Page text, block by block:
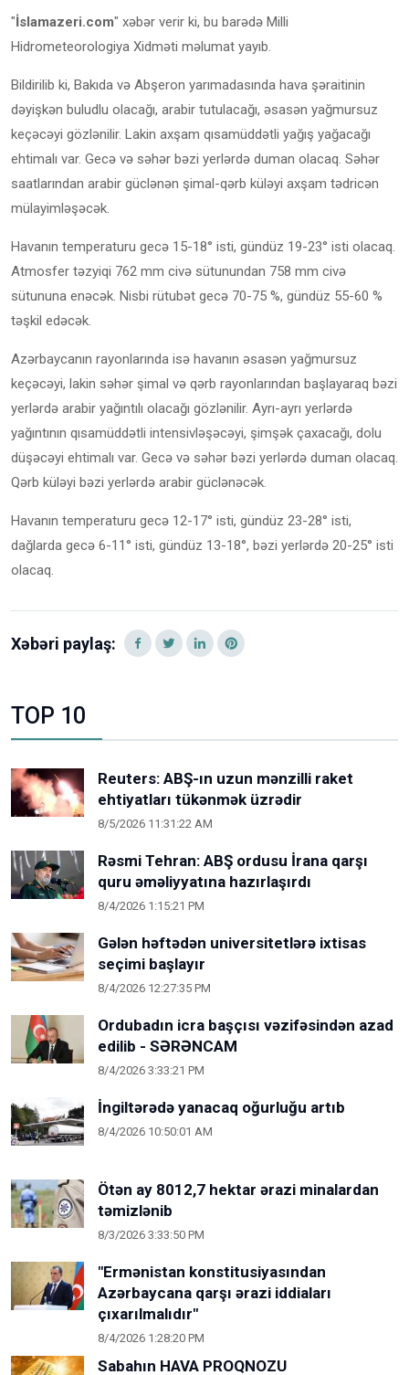
"İslamazeri.com" xəbər verir ki, bu barədə Milli
Hidrometeorologiya Xidməti məlumat yayıb.
Bildirilib ki, Bakıda və Abşeron yarımadasında hava şəraitinin
dəyişkən buludlu olacağı, arabir tutulacağı, əsasən yağmursuz
keçəcəyi gözlənilir. Lakin axşam qısamüddətli yağış yağacağı
ehtimalı var. Gecə və səhər bəzi yerlərdə duman olacaq. Səhər
saatlarından arabir güclənən şimal-qərb küləyi axşam tədricən
mülayimləşəcək.
Havanın temperaturu gecə 15-18° isti, gündüz 19-23° isti olacaq.
Atmosfer təzyiqi 762 mm civə sütunundan 758 mm civə
sütununa enəcək. Nisbi rütubət gecə 70-75 %, gündüz 55-60 %
təşkil edəcək.
Azərbaycanın rayonlarında isə havanın əsasən yağmursuz
keçəcəyi, lakin səhər şimal və qərb rayonlarından başlayaraq bəzi
yerlərdə arabir yağıntılı olacağı gözlənilir. Ayrı-ayrı yerlərdə
yağıntının qısamüddətli intensivləşəcəyi, şimşək çaxacağı, dolu
düşəcəyi ehtimalı var. Gecə və səhər bəzi yerlərdə duman olacaq.
Qərb küləyi bəzi yerlərdə arabir güclənəcək.
Havanın temperaturu gecə 12-17° isti, gündüz 23-28° isti,
dağlarda gecə 6-11° isti, gündüz 13-18°, bəzi yerlərdə 20-25° isti
olacaq.
Xəbəri paylaş:
TOP 10
Reuters: ABŞ-ın uzun mənzilli raket
ehtiyatları tükənmək üzrədir
8/5/2026 11:31:22 AM
Rəsmi Tehran: ABŞ ordusu İrana qarşı
quru əməliyyatına hazırlaşırdı
8/4/2026 1:15:21 PM
Gələn həftədən universitetlərə ixtisas
seçimi başlayır
8/4/2026 12:27:35 PM
Ordubadın icra başçısı vəzifəsindən azad
edilib - SƏRƏNCAM
8/4/2026 3:33:21 PM
İngiltərədə yanacaq oğurluğu artıb
8/4/2026 10:50:01 AM
Ötən ay 8012,7 hektar ərazi minalardan
təmizlənib
8/3/2026 3:33:50 PM
"Ermənistan konstitusiyasından
Azərbaycana qarşı ərazi iddiaları
çıxarılmalıdır"
8/4/2026 1:28:20 PM
Sabahın HAVA PROQNOZU